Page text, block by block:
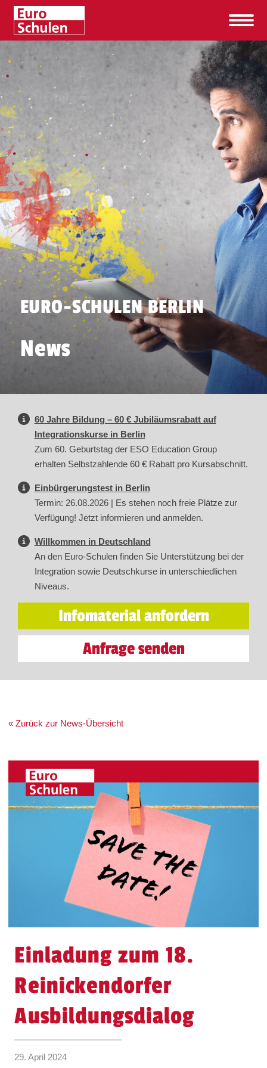
EURO-SCHULEN BERLIN
News
60 Jahre Bildung – 60 € Jubiläumsrabatt auf
Integrationskurse in Berlin
Zum 60. Geburtstag der ESO Education Group
erhalten Selbstzahlende 60 € Rabatt pro Kursabschnitt.
Einbürgerungstest in Berlin
Termin: 26.08.2026 | Es stehen noch freie Plätze zur
Verfügung! Jetzt informieren und anmelden.
Willkommen in Deutschland
An den Euro-Schulen finden Sie Unterstützung bei der
Integration sowie Deutschkurse in unterschiedlichen
Niveaus.
Infomaterial anfordern
Anfrage senden
« Zurück zur News-Übersicht
Einladung zum 18.
Reinickendorfer
Ausbildungsdialog
29. April 2024